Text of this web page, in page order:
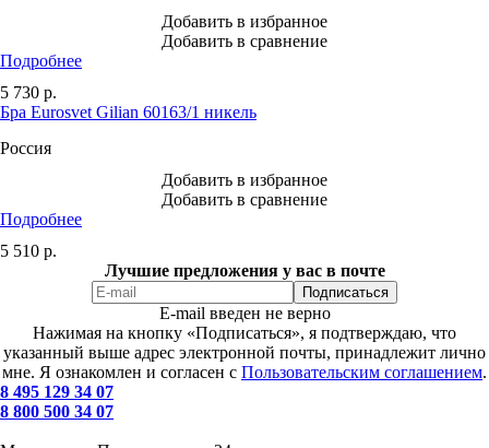
Добавить в избранное
Добавить в сравнение
Подробнее
5 730 р.
Бра Eurosvet Gilian 60163/1 никель
Россия
Добавить в избранное
Добавить в сравнение
Подробнее
5 510 р.
Лучшие предложения у вас в почте
E-mail введен не верно
Нажимая на кнопку «Подписаться», я подтверждаю, что
указанный выше адрес электронной почты, принадлежит лично
мне. Я ознакомлен и согласен с Пользовательским соглашением.
8 495 129 34 07
8 800 500 34 07